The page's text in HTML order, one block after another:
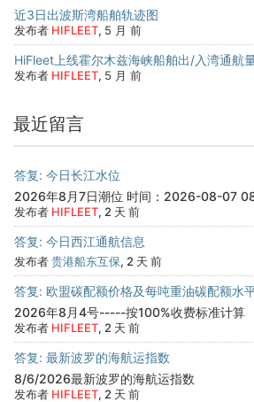
近3日出波斯湾船舶轨迹图
发布者 HIFLEET, 5 月 前
HiFleet上线霍尔木兹海峡船舶出/入湾通航
发布者 HIFLEET, 5 月 前
最近留言
答复: 今日长江水位
2026年8月7日潮位 时间：2026-08-07
发布者 HIFLEET, 2 天 前
答复: 今日西江通航信息
发布者贵港船东互保, 2 天 前
答复: 欧盟碳配额价格及每吨重油碳配额水
2026年8月4号-----按100%收费标准计算
发布者 HIFLEET, 2 天 前
答复: 最新波罗的海航运指数
8/6/2026最新波罗的海航运指数
发布者 HIFLEET, 2 天 前